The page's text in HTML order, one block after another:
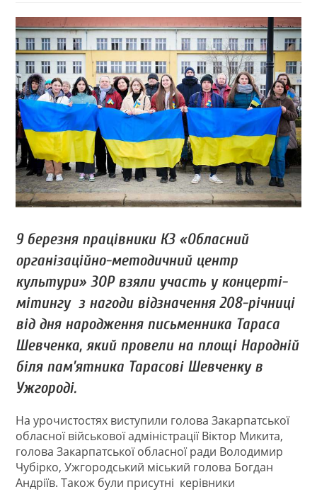
9 березня працівники КЗ «Обласний
організаційно-методичний центр
культури» ЗОР взяли участь у концерті-
мітингу з нагоди відзначення 208-річниці
від дня народження письменника Тараса
Шевченка, який провели на площі Народній
біля пам’ятника Тарасові Шевченку в
Ужгороді.
На урочистостях виступили голова Закарпатської
обласної військової адміністрації Віктор Микита,
голова Закарпатської обласної ради Володимир
Чубірко, Ужгородський міський голова Богдан
Андріїв. Також були присутні керівники